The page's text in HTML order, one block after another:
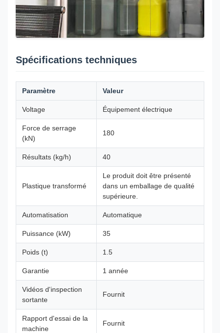
Spécifications techniques
Paramètre Valeur
Voltage Équipement électrique
Force de serrage
(kN)
180
Résultats (kg/h) 40
Plastique transformé
Le produit doit être présenté
dans un emballage de qualité
supérieure.
Automatisation Automatique
Puissance (kW) 35
Poids (t) 1.5
Garantie 1 année
Vidéos d'inspection
sortante
Fournit
Rapport d'essai de la
machine
Fournit